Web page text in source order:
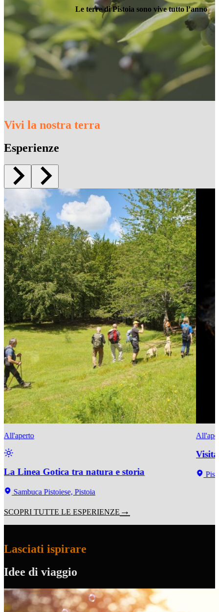
Le terre di Pistoia sono vive tutto l’anno
Vivi la nostra terra
Esperienze
All'aperto
La Linea Gotica tra natura e storia
Sambuca Pistoiese, Pistoia
SCOPRI TUTTE LE ESPERIENZE
Lasciati ispirare
Idee di viaggio